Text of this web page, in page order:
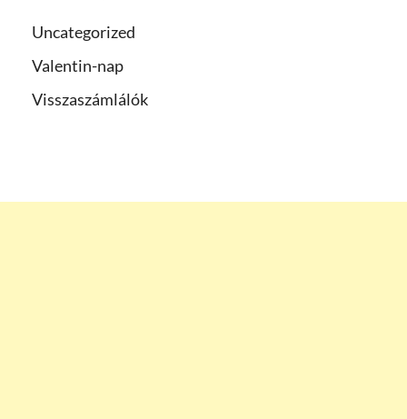
Uncategorized
Valentin-nap
Visszaszámlálók